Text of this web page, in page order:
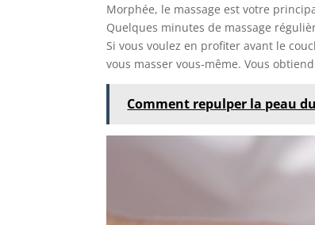
Morphée, le massage est votre
Quelques minutes de massage
Si vous voulez en profiter avant le
vous masser vous-même. Vous
Comment repulper la peau